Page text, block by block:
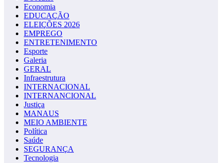
Economia
EDUCAÇÃO
ELEIÇÕES 2026
EMPREGO
ENTRETENIMENTO
Esporte
Galeria
GERAL
Infraestrutura
INTERNACIONAL
INTERNANCIONAL
Justiça
MANAUS
MEIO AMBIENTE
Política
Saúde
SEGURANÇA
Tecnologia